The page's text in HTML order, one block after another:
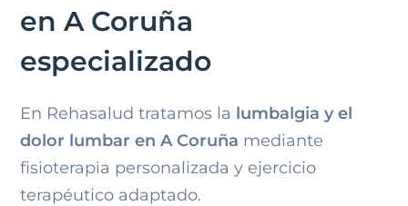
en A Coruña
especializado
En Rehasalud tratamos la lumbalgia y el
dolor lumbar en A Coruña mediante
fisioterapia personalizada y ejercicio
terapéutico adaptado.